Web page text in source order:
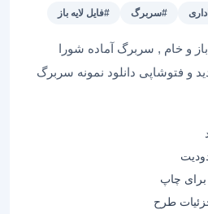
#سربرگ #فایل لایه باز
باز و خام , سربرگ آماده شورا
و فتوشاپی دانلود نمونه سربرگ
چاپ
طرح